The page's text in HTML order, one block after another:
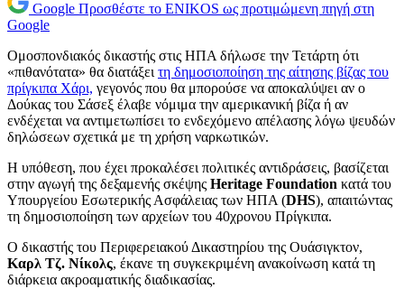
Google Προσθέστε το ENIKOS ως προτιμώμενη πηγή στη
Google
Ομοσπονδιακός δικαστής στις ΗΠΑ δήλωσε την Τετάρτη ότι
«πιθανότατα» θα διατάξει τη δημοσιοποίηση της αίτησης βίζας του
πρίγκιπα Χάρι, γεγονός που θα μπορούσε να αποκαλύψει αν ο
Δούκας του Σάσεξ έλαβε νόμιμα την αμερικανική βίζα ή αν
ενδέχεται να αντιμετωπίσει το ενδεχόμενο απέλασης λόγω ψευδών
δηλώσεων σχετικά με τη χρήση ναρκωτικών.
Η υπόθεση, που έχει προκαλέσει πολιτικές αντιδράσεις, βασίζεται
στην αγωγή της δεξαμενής σκέψης Heritage Foundation κατά του
Υπουργείου Εσωτερικής Ασφάλειας των ΗΠΑ (DHS), απαιτώντας
τη δημοσιοποίηση των αρχείων του 40χρονου Πρίγκιπα.
Ο δικαστής του Περιφερειακού Δικαστηρίου της Ουάσιγκτον,
Καρλ Τζ. Νίκολς, έκανε τη συγκεκριμένη ανακοίνωση κατά τη
διάρκεια ακροαματικής διαδικασίας.